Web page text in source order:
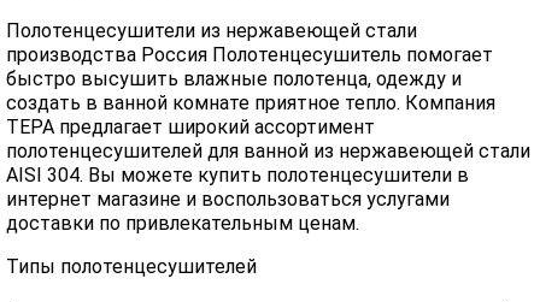
Полотенцесушители из нержавеющей стали
производства Россия Полотенцесушитель помогает
быстро высушить влажные полотенца, одежду и
создать в ванной комнате приятное тепло. Компания
ТЕРА предлагает широкий ассортимент
полотенцесушителей для ванной из нержавеющей стали
AISI 304. Вы можете купить полотенцесушители в
интернет магазине и воспользоваться услугами
доставки по привлекательным ценам.
Типы полотенцесушителей